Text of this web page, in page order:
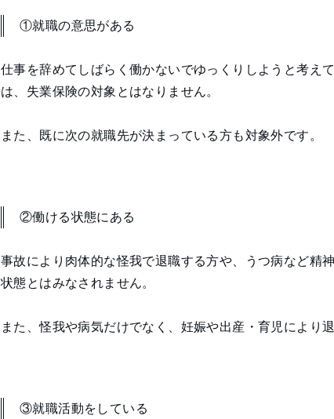
①就職の意思がある
仕事を辞めてしばらく働かないでゆっくりしようと考え
は、失業保険の対象とはなりません。
また、既に次の就職先が決まっている方も対象外です。
②働ける状態にある
事故により肉体的な怪我で退職する方や、うつ病など精
状態とはみなされません。
また、怪我や病気だけでなく、妊娠や出産・育児により
③就職活動をしている